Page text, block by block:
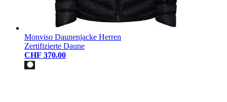
Monviso Daunenjacke Herren
Zertifizierte Daune
CHF 370.00